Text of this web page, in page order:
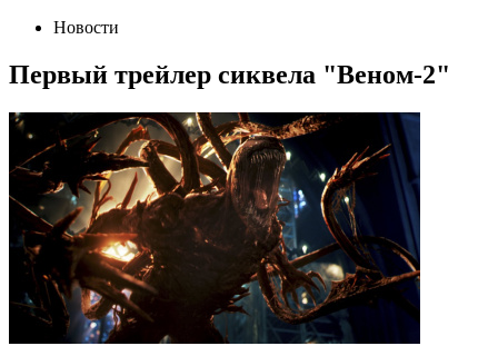
Новости
Первый трейлер сиквела "Веном-2"